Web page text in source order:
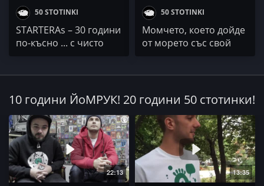
50 STOTINKI
STARTERAs – 30 години
по-късно ... с чисто
1 / С 10
50 STOTINKI
Момчето, което дойде
от морето със свой
10 години ЙоМРУК! 20 години 50 стотинки!
22:13 13:35